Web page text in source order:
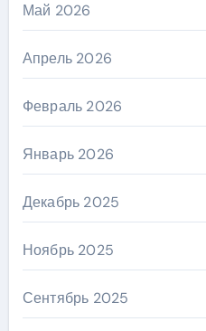
Май 2026
Апрель 2026
Февраль 2026
Январь 2026
Декабрь 2025
Ноябрь 2025
Сентябрь 2025